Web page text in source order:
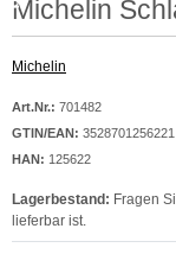
Michelin
Michelin
Art.Nr.: 701482
GTIN/EAN: 3528701256221
HAN: 125622
Lagerbestand: Fragen
lieferbar ist.